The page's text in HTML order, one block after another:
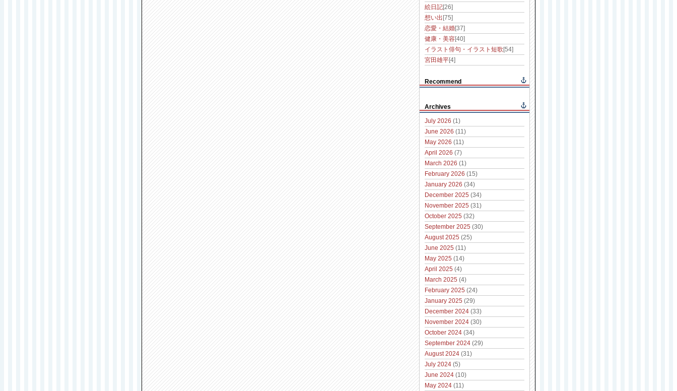
絵日記[26]
想い出 [75]
恋愛・結婚[37]
健康・美容[40]
イラスト俳句・イラスト短歌 [54]
宮田雄平[4]
Recommend
Archives
July 2026 (1)
June 2026 (11)
May 2026 (11)
April 2026 (7)
March 2026 (1)
February 2026 (15)
January 2026 (34)
December 2025 (34)
November 2025 (31)
October 2025 (32)
September 2025 (30)
August 2025 (25)
June 2025 (11)
May 2025 (14)
April 2025 (4)
March 2025 (4)
February 2025 (24)
January 2025 (29)
December 2024 (33)
November 2024 (30)
October 2024 (34)
September 2024 (29)
August 2024 (31)
July 2024 (5)
June 2024 (10)
May 2024 (11)